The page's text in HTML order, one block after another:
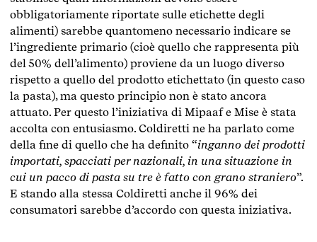
obbligatoriamente riportate sulle etichette degli
alimenti) sarebbe quantomeno necessario indicare se
l’ingrediente primario (cioè quello che rappresenta più
del 50% dell’alimento) proviene da un luogo diverso
rispetto a quello del prodotto etichettato (in questo caso
la pasta), ma questo principio non è stato ancora
attuato. Per questo l’iniziativa di Mipaaf e Mise è stata
accolta con entusiasmo. Coldiretti ne ha parlato come
della fine di quello che ha definito “inganno dei prodotti
importati, spacciati per nazionali, in una situazione in
cui un pacco di pasta su tre è fatto con grano straniero”.
E stando alla stessa Coldiretti anche il 96% dei
consumatori sarebbe d’accordo con questa iniziativa.